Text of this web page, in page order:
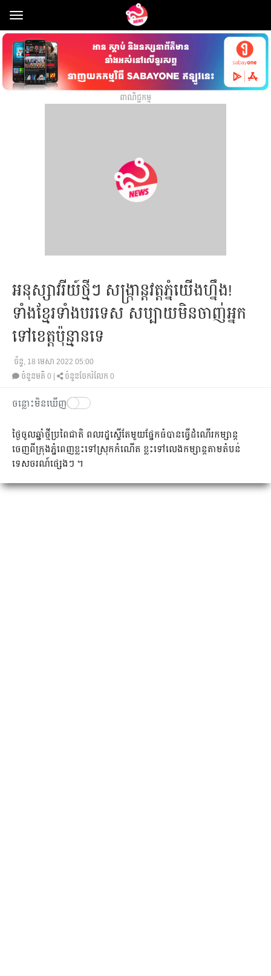
Toggle
navigation
ពាណិជ្ជកម្ម
អនុស្សាវរីយ៍ថ្មីៗ សង្ក្រាន្តវត្តភ្នំយើងហ្នឹង!
ទាំងខ្មែរទាំងបរទេស សប្បាយមិនចាញ់អ្នក
ទៅខេត្តប៉ុន្មានទេ
ច័ន្ទ, 18 មេសា 2022 05:00
ចំនួនមតិ 0 ចំនួនចែករំលែក 0
ចន្លោះមិនឃើញ
ថ្ងៃចូលឆ្នាំថ្មីប្រពៃជាតិ ពលរដ្ឋស្ទើតែមួយផ្នែកធំបានធ្វើដំណើរកម្សាន្ត
ចេញពីក្រុងភ្នំពេញខ្លះទៅស្រុកកំណើត ខ្លះទៅលេងកម្សាន្តតាមតំបន់
ទេសចរណ៍ផ្សេងៗ ។